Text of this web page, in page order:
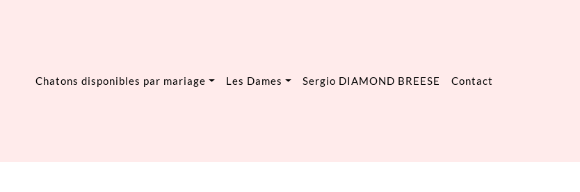
Chatons disponibles par mariage Les Dames Sergio DIAMOND BREESE Contact